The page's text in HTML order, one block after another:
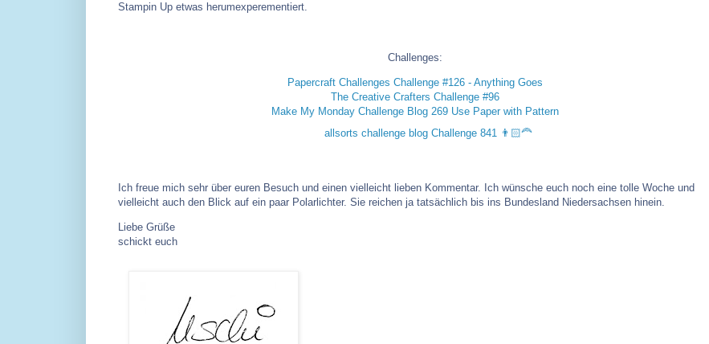
Stampin Up etwas herumexperementiert.
Challenges:
Papercraft Challenges Challenge #126 - Anything Goes
The Creative Crafters Challenge #96
Make My Monday Challenge Blog 269 Use Paper with Pattern
allsorts challenge blog Challenge 841 👨🏻‍🦰
Ich freue mich sehr über euren Besuch und einen vielleicht lieben Kommentar. Ich wünsche euch noch eine tolle Woche und
vielleicht auch den Blick auf ein paar Polarlichter. Sie reichen ja tatsächlich bis ins Bundesland Niedersachsen hinein.
Liebe Grüße
schickt euch